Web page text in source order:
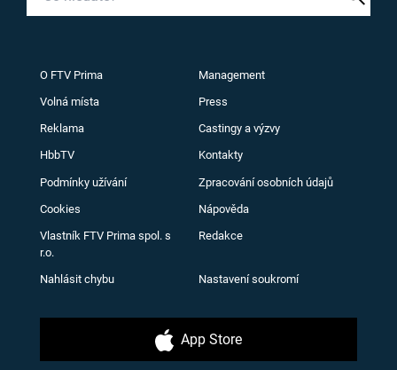
O FTV Prima Management
Volná místa Press
Reklama Castingy a výzvy
HbbTV Kontakty
Podmínky užívání Zpracování osobních údajů
Cookies Nápověda
Vlastník FTV Prima spol. s
r.o.
Redakce
Nahlásit chybu Nastavení soukromí
App Store